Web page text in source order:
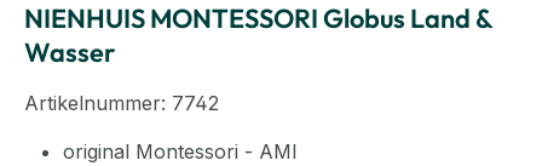
NIENHUIS MONTESSORI Globus Land &
Wasser
Artikelnummer: 7742
original Montessori - AMI